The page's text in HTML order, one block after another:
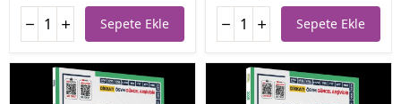
Sepete Ekle Sepete Ekle